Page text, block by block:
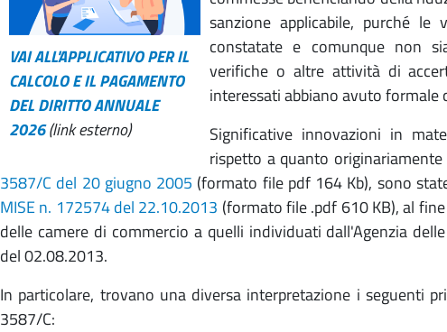
VAI ALL'APPLICATIVO PER IL
CALCOLO E IL PAGAMENTO
DEL DIRITTO ANNUALE
2026(link esterno)
sanzione applicabile, purché
constatate e comunque non
verifiche o altre attività di
interessati abbiano avuto formale
Significative innovazioni in
rispetto a quanto
3587/C del 20 giugno 2005 (formato file pdf 164 Kb), sono
MISE n. 172574 del 22.10.2013 (formato file .pdf 610 KB), al
delle camere di commercio a quelli individuati dall'Agenzia
del 02.08.2013.
In particolare, trovano una diversa interpretazione i seguenti
3587/C: